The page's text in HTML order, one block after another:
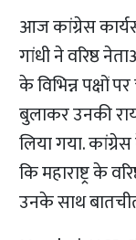
आज कांग्रेस
गांधी ने वरिष्ठ
के विभिन्न पक्षों
बुलाकर उनकी
लिया गया.
कि महाराष्ट्र के
उनके साथ